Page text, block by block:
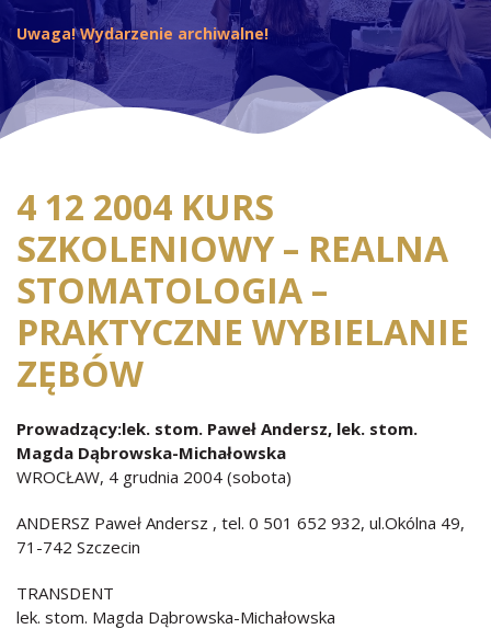
Uwaga! Wydarzenie archiwalne!
4 12 2004 KURS
SZKOLENIOWY – REALNA
STOMATOLOGIA –
PRAKTYCZNE WYBIELANIE
ZĘBÓW
Prowadzący:lek. stom. Paweł Andersz, lek. stom.
Magda Dąbrowska-Michałowska
WROCŁAW, 4 grudnia 2004 (sobota)
ANDERSZ Paweł Andersz , tel. 0 501 652 932, ul.Okólna 49,
71-742 Szczecin
TRANSDENT
lek. stom. Magda Dąbrowska-Michałowska